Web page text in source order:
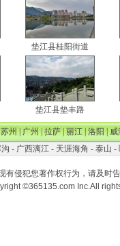
垫江县桂阳街道
垫江县垫丰路
苏州|广州|拉萨|丽江|洛阳|威
- 广西漓江- 天涯海角 - 泰山 -
有侵犯您著作权行为，请及时
©365135.com Inc.All